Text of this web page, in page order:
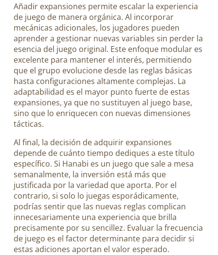
Añadir expansiones permite escalar la experiencia
de juego de manera orgánica. Al incorporar
mecánicas adicionales, los jugadores pueden
aprender a gestionar nuevas variables sin perder la
esencia del juego original. Este enfoque modular es
excelente para mantener el interés, permitiendo
que el grupo evolucione desde las reglas básicas
hasta configuraciones altamente complejas. La
adaptabilidad es el mayor punto fuerte de estas
expansiones, ya que no sustituyen al juego base,
sino que lo enriquecen con nuevas dimensiones
tácticas.
Al final, la decisión de adquirir expansiones
depende de cuánto tiempo dediques a este título
específico. Si Hanabi es un juego que sale a mesa
semanalmente, la inversión está más que
justificada por la variedad que aporta. Por el
contrario, si solo lo juegas esporádicamente,
podrías sentir que las nuevas reglas complican
innecesariamente una experiencia que brilla
precisamente por su sencillez. Evaluar la frecuencia
de juego es el factor determinante para decidir si
estas adiciones aportan el valor esperado.